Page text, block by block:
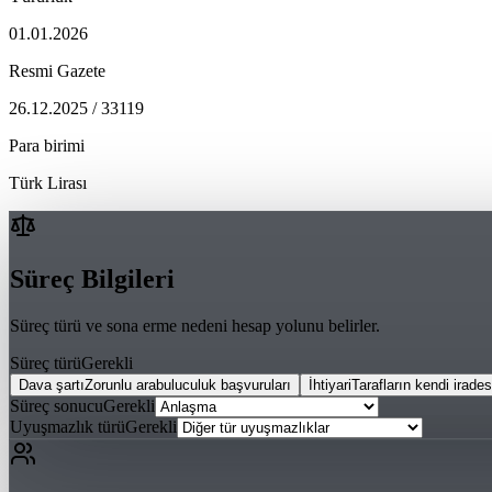
01.01.2026
Resmi Gazete
26.12.2025 / 33119
Para birimi
Türk Lirası
Süreç Bilgileri
Süreç türü ve sona erme nedeni hesap yolunu belirler.
Süreç türüGerekli
Dava şartıZorunlu arabuluculuk başvuruları İhtiyariTarafların kendi
Süreç sonucuGerekli
Uyuşmazlık türüGerekli